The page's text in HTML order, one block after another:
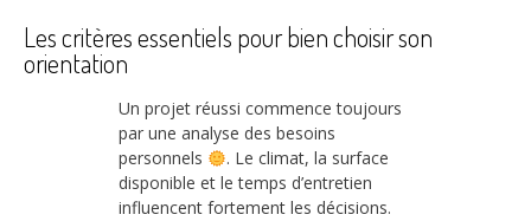
Les critères essentiels pour bien choisir son
orientation
Un projet réussi commence toujours
par une analyse des besoins
personnels
. Le climat, la surface
disponible et le temps d’entretien
influencent fortement les décisions.